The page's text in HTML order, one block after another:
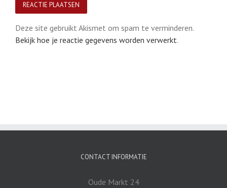
Deze site gebruikt Akismet om spam te verminderen.
Bekijk hoe je reactie gegevens worden verwerkt.
CONTACT INFORMATIE
Oude Markt 24